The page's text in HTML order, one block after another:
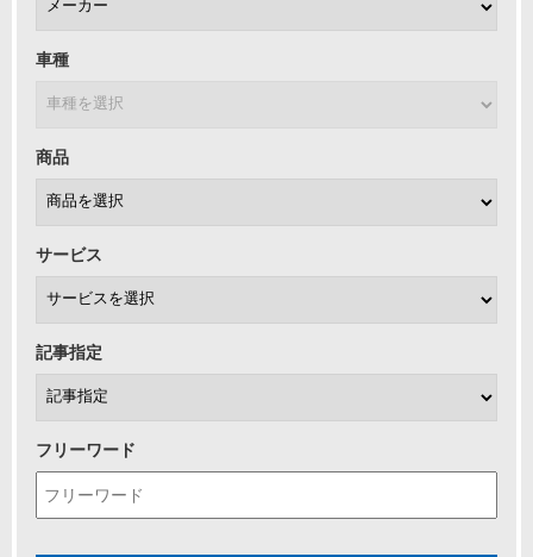
車種
商品
サービス
記事指定
フリーワード